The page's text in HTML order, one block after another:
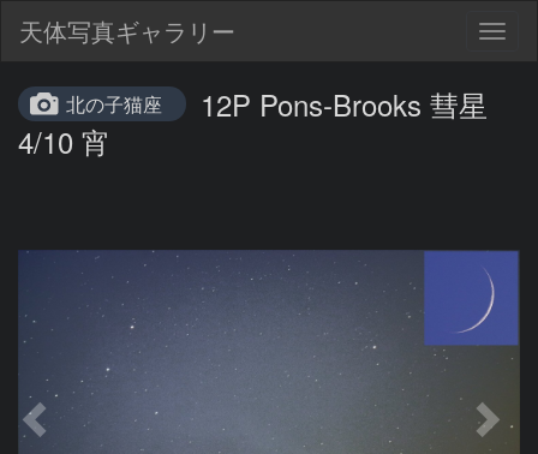
天体写真ギャラリー
北の子猫座
12P Pons-Brooks 彗星
4/10 宵